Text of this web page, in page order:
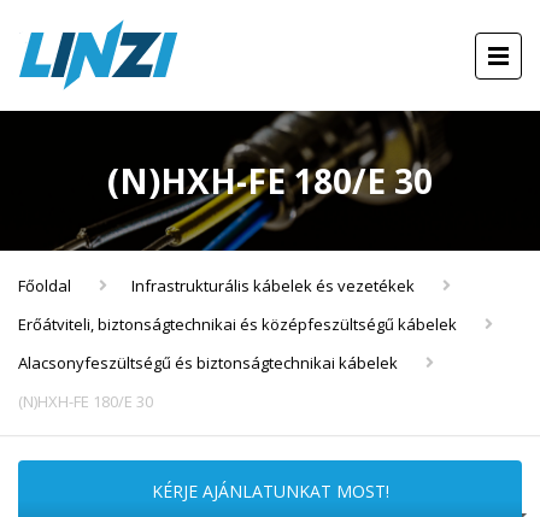
(N)HXH-FE 180/E 30
Főoldal
Infrastrukturális kábelek és vezetékek
Erőátviteli, biztonságtechnikai és középfeszültségű kábelek
Alacsonyfeszültségű és biztonságtechnikai kábelek
(N)HXH-FE 180/E 30
KÉRJE AJÁNLATUNKAT MOST!